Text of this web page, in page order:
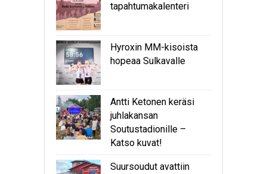
tapahtumakalenteri
Hyroxin MM-kisoista
hopeaa Sulkavalle
Antti Ketonen keräsi
juhlakansan
Soutustadionille –
Katso kuvat!
Suursoudut avattiin